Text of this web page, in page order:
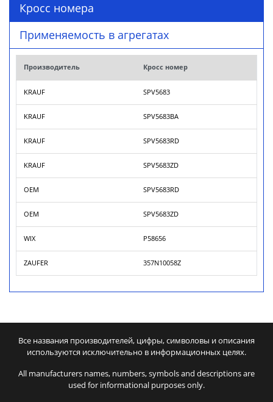
Кросс номера
Применяемость в агрегатах
Производитель Кросс номер
KRAUF SPV5683
KRAUF SPV5683BA
KRAUF SPV5683RD
KRAUF SPV5683ZD
OEM SPV5683RD
OEM SPV5683ZD
WIX P58656
ZAUFER 357N10058Z
Все названия производителей, цифры, символовы и описания
используются исключительно в информационных целях.
All manufacturers names, numbers, symbols and descriptions are
used for informational purposes only.